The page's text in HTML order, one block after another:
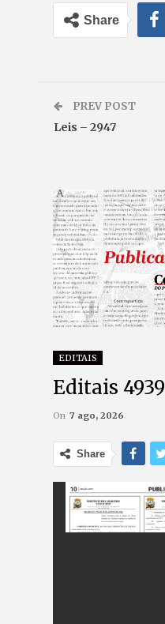
Share
PREV POST
Leis – 2947
EDITAIS
Editais 4939
On 7 ago, 2026
Share